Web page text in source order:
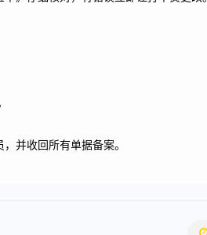
并收回所有单据备案。